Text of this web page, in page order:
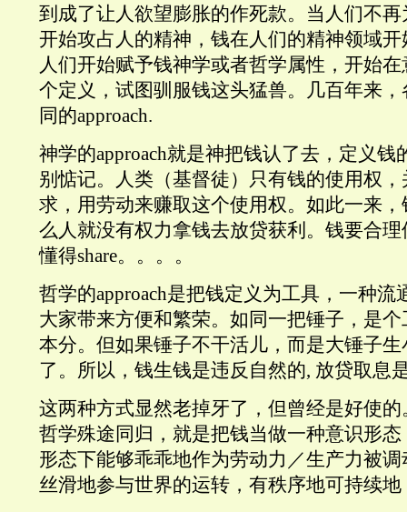
到成了让人欲望膨胀的作死款。当人们不
开始攻占人的精神，钱在人们的精神领域
人们开始赋予钱神学或者哲学属性，开始
个定义，试图驯服钱这头猛兽。几百年来
同的approach.
神学的approach就是神把钱认了去，定义钱
别惦记。人类（基督徒）只有钱的使用权
求，用劳动来赚取这个使用权。如此一来
么人就没有权力拿钱去放贷获利。钱要合
懂得share。。。。
哲学的approach是把钱定义为工具，一种流
大家带来方便和繁荣。如同一把锤子，是
本分。但如果锤子不干活儿，而是大锤子
了。所以，钱生钱是违反自然的, 放贷取息
这两种方式显然老掉牙了，但曾经是好使
哲学殊途同归，就是把钱当做一种意识形
形态下能够乖乖地作为劳动力／生产力被
丝滑地参与世界的运转，有秩序地可持续